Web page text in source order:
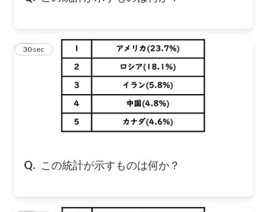
Q. この統計が示すものは何か？
16
30 sec